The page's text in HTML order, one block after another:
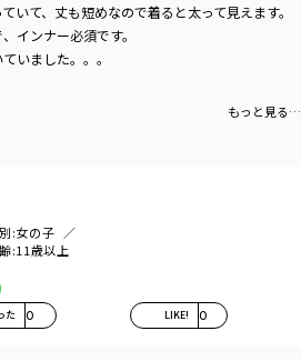
いて、丈も短めなので着ると太って見えます。
インナー必須です。
いました。。。
もっと見る…
:女の子
:11歳以上
た 0 LIKE! 0